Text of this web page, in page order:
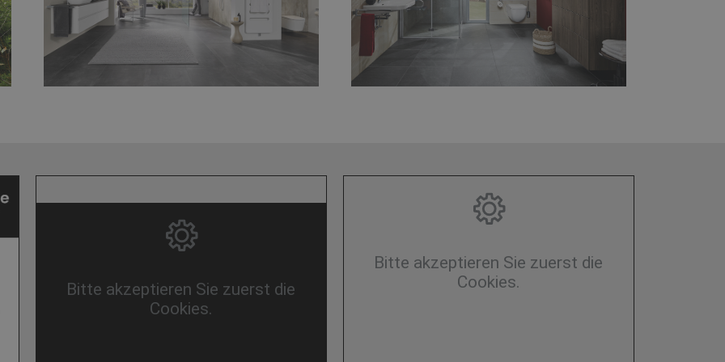
Bitte akzeptieren Sie zuerst die
Cookies.
Bitte akzeptieren Sie zuerst die
Cookies.